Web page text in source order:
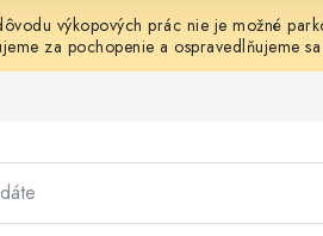
výkopových prác nie je možné
za pochopenie a ospravedlňujeme